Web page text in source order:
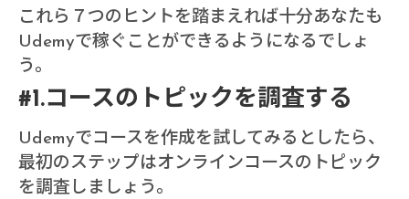
これら７つのヒントを踏まえれば十分あなたも
Udemyで稼ぐことができるようになるでしょ
う。
#1.コースのトピックを調査する
Udemyでコースを作成を試してみるとしたら、
最初のステップはオンラインコースのトピック
を調査しましょう。